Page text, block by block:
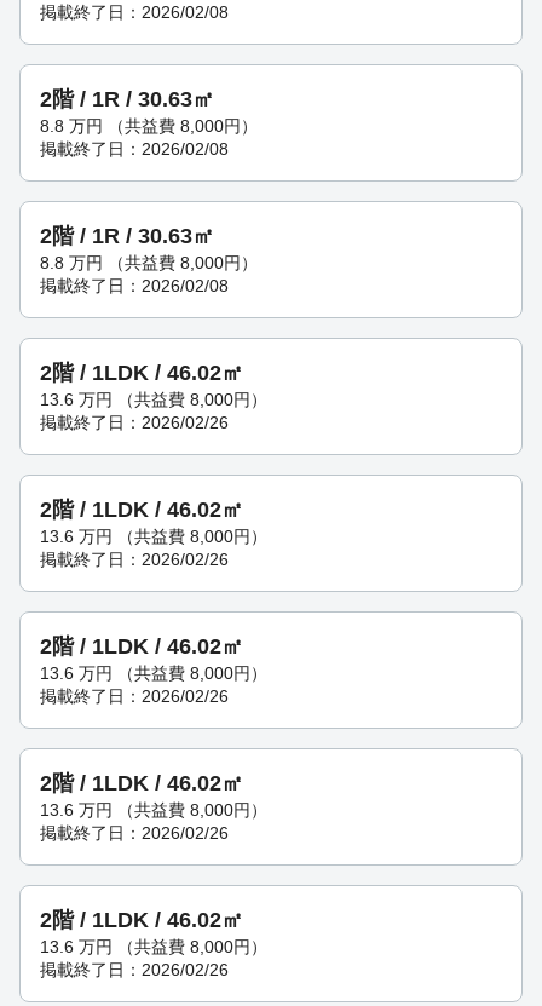
掲載終了日：2026/02/08
2階 / 1R / 30.63㎡
8.8 万円 （共益費 8,000円）
掲載終了日：2026/02/08
2階 / 1R / 30.63㎡
8.8 万円 （共益費 8,000円）
掲載終了日：2026/02/08
2階 / 1LDK / 46.02㎡
13.6 万円 （共益費 8,000円）
掲載終了日：2026/02/26
2階 / 1LDK / 46.02㎡
13.6 万円 （共益費 8,000円）
掲載終了日：2026/02/26
2階 / 1LDK / 46.02㎡
13.6 万円 （共益費 8,000円）
掲載終了日：2026/02/26
2階 / 1LDK / 46.02㎡
13.6 万円 （共益費 8,000円）
掲載終了日：2026/02/26
2階 / 1LDK / 46.02㎡
13.6 万円 （共益費 8,000円）
掲載終了日：2026/02/26